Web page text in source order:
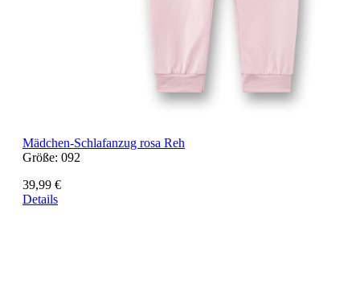
Mädchen-Schlafanzug rosa Reh
Größe: 092
39,99 €
Details